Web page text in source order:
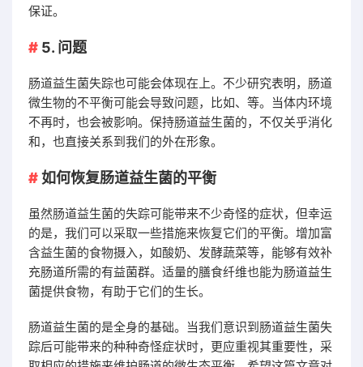
保证。
5. 问题
肠道益生菌失踪也可能会体现在上。不少研究表明，肠道
微生物的不平衡可能会导致问题，比如、等。当体内环境
不再时，也会被影响。保持肠道益生菌的，不仅关乎消化
和，也直接关系到我们的外在形象。
如何恢复肠道益生菌的平衡
虽然肠道益生菌的失踪可能带来不少奇怪的症状，但幸运
的是，我们可以采取一些措施来恢复它们的平衡。增加富
含益生菌的食物摄入，如酸奶、发酵蔬菜等，能够有效补
充肠道所需的有益菌群。适量的膳食纤维也能为肠道益生
菌提供食物，有助于它们的生长。
肠道益生菌的是全身的基础。当我们意识到肠道益生菌失
踪后可能带来的种种奇怪症状时，更应重视其重要性，采